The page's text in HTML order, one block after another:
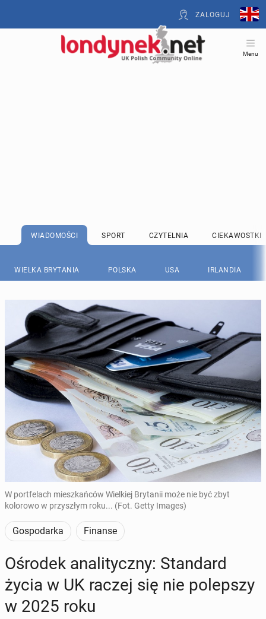
ZALOGUJ
Menu
WIADOMOŚCI SPORT CZYTELNIA CIEKAWOSTKI
WIELKA BRYTANIA POLSKA USA IRLANDIA
W portfelach mieszkańców Wielkiej Brytanii może nie być zbyt
kolorowo w przyszłym roku... (Fot. Getty Images)
Gospodarka Finanse
Ośrodek ana­li­tycz­ny: Stan­dard
życia w UK raczej się nie po­lep­szy
w 2025 roku